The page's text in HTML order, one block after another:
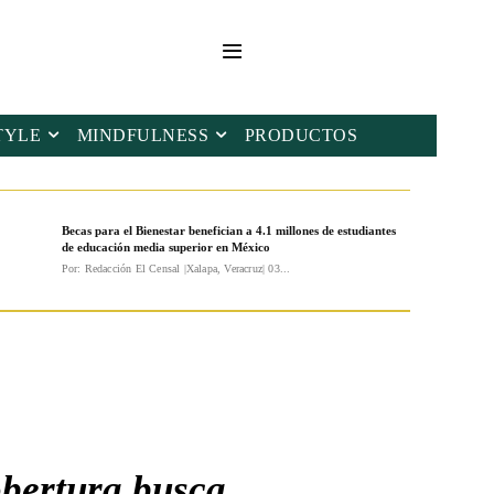
MINDFULNESS PRODUCTOS
Becas para el Bienestar benefician a 4.1 millones de estudiantes
de educación media superior en México
Por: Redacción El Censal |Xalapa, Veracruz| 03...